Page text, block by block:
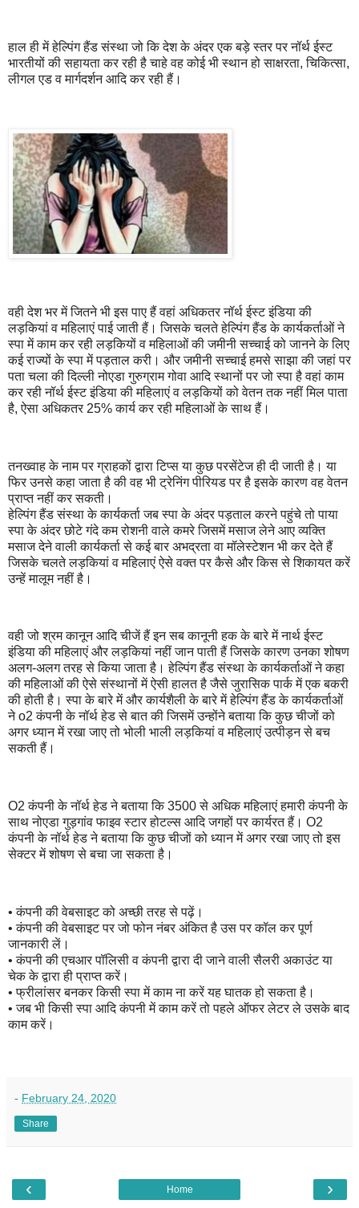
हाल ही में हेल्पिंग हैंड संस्था जो कि देश के अंदर एक बड़े स्तर पर नॉर्थ ईस्ट
भारतीयों की सहायता कर रही है चाहे वह कोई भी स्थान हो साक्षरता, चिकित्सा,
लीगल एड व मार्गदर्शन आदि कर रही हैं।
वही देश भर में जितने भी इस पाए हैं वहां अधिकतर नॉर्थ ईस्ट इंडिया की
लड़कियां व महिलाएं पाई जाती हैं। जिसके चलते हेल्पिंग हैंड के कार्यकर्ताओं ने
स्पा में काम कर रही लड़कियों व महिलाओं की जमीनी सच्चाई को जानने के लिए
कई राज्यों के स्पा में पड़ताल करी। और जमीनी सच्चाई हमसे साझा की जहां पर
पता चला की दिल्ली नोएडा गुरुग्राम गोवा आदि स्थानों पर जो स्पा है वहां काम
कर रही नॉर्थ ईस्ट इंडिया की महिलाएं व लड़कियों को वेतन तक नहीं मिल पाता
है, ऐसा अधिकतर 25% कार्य कर रही महिलाओं के साथ हैं।
तनख्वाह के नाम पर ग्राहकों द्वारा टिप्स या कुछ परसेंटेज ही दी जाती है। या
फिर उनसे कहा जाता है की वह भी ट्रेनिंग पीरियड पर है इसके कारण वह वेतन
प्राप्त नहीं कर सकती।
हेल्पिंग हैंड संस्था के कार्यकर्ता जब स्पा के अंदर पड़ताल करने पहुंचे तो पाया
स्पा के अंदर छोटे गंदे कम रोशनी वाले कमरे जिसमें मसाज लेने आए व्यक्ति
मसाज देने वाली कार्यकर्ता से कई बार अभद्रता वा मॉलेस्टेशन भी कर देते हैं
जिसके चलते लड़कियां व महिलाएं ऐसे वक्त पर कैसे और किस से शिकायत करें
उन्हें मालूम नहीं है।
वही जो श्रम कानून आदि चीजें हैं इन सब कानूनी हक के बारे में नार्थ ईस्ट
इंडिया की महिलाएं और लड़कियां नहीं जान पाती हैं जिसके कारण उनका शोषण
अलग-अलग तरह से किया जाता है। हेल्पिंग हैंड संस्था के कार्यकर्ताओं ने कहा
की महिलाओं की ऐसे संस्थानों में ऐसी हालत है जैसे जुरासिक पार्क में एक बकरी
की होती है। स्पा के बारे में और कार्यशैली के बारे में हेल्पिंग हैंड के कार्यकर्ताओं
ने o2 कंपनी के नॉर्थ हेड से बात की जिसमें उन्होंने बताया कि कुछ चीजों को
अगर ध्यान में रखा जाए तो भोली भाली लड़कियां व महिलाएं उत्पीड़न से बच
सकती हैं।
O2 कंपनी के नॉर्थ हेड ने बताया कि 3500 से अधिक महिलाएं हमारी कंपनी के
साथ नोएडा गुड़गांव फाइव स्टार होटल्स आदि जगहों पर कार्यरत हैं। O2
कंपनी के नॉर्थ हेड ने बताया कि कुछ चीजों को ध्यान में अगर रखा जाए तो इस
सेक्टर में शोषण से बचा जा सकता है।
• कंपनी की वेबसाइट को अच्छी तरह से पढ़ें।
• कंपनी की वेबसाइट पर जो फोन नंबर अंकित है उस पर कॉल कर पूर्ण
जानकारी लें।
• कंपनी की एचआर पॉलिसी व कंपनी द्वारा दी जाने वाली सैलरी अकाउंट या
चेक के द्वारा ही प्राप्त करें।
• फ्रीलांसर बनकर किसी स्पा में काम ना करें यह घातक हो सकता है।
• जब भी किसी स्पा आदि कंपनी में काम करें तो पहले ऑफर लेटर ले उसके बाद
काम करें।
- February 24, 2020
Share
‹ ›
Home